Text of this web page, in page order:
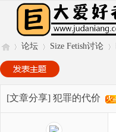
巨»
论坛
›
Size Fetish讨论
›
[文章分享] 犯罪的代价